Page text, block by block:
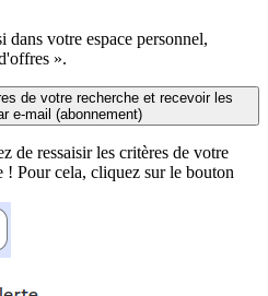
dans votre espace personnel,
».
de votre recherche et recevoir les
e-mail (abonnement)
de ressaisir les critères de votre
! Pour cela, cliquez sur le bouton